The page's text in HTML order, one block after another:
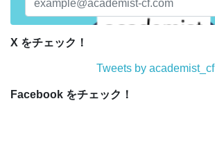
X をチェック！
Tweets by academist_cf
Facebook をチェック！